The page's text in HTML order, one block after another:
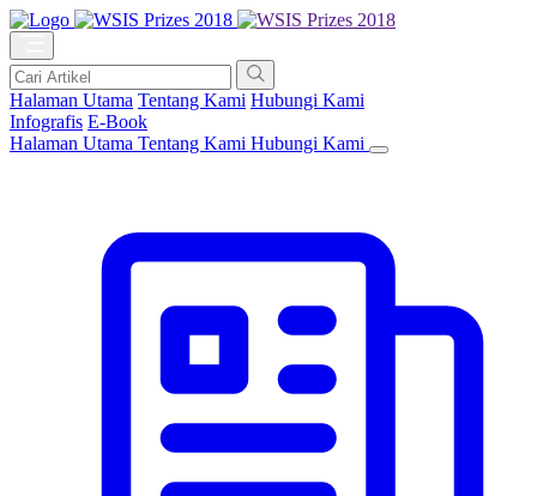
Halaman Utama Tentang Kami Hubungi Kami
Infografis E-Book
Halaman Utama Tentang Kami Hubungi Kami